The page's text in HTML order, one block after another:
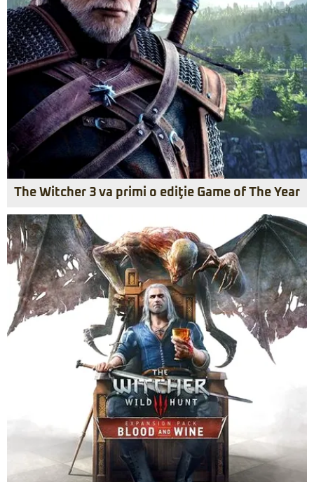
The Witcher 3 va primi o ediţie Game of The Year